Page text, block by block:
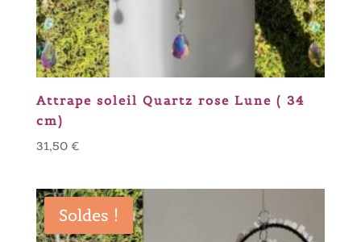
Attrape soleil Quartz rose Lune ( 34
cm)
31,50 €
Soldes !